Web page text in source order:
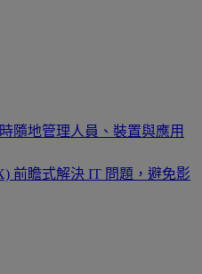
隨地管理人員、裝置與應用
前瞻式解決 IT 問題，避免影